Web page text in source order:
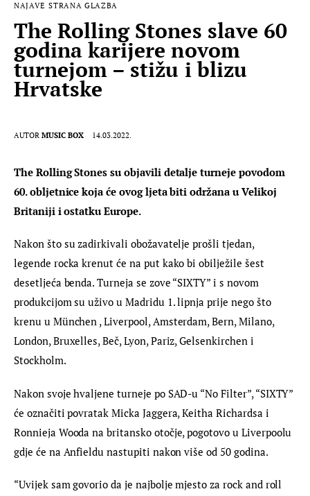
MUSIC BOX
NAJAVE STRANA GLAZBA
The Rolling Stones slave 60
godina karijere novom
turnejom – stižu i blizu
Hrvatske
AUTOR MUSIC BOX 14.03.2022.
The Rolling Stones su objavili detalje turneje povodom
60. obljetnice koja će ovog ljeta biti održana u Velikoj
Britaniji i ostatku Europe.
Nakon što su zadirkivali obožavatelje prošli tjedan,
legende rocka krenut će na put kako bi obilježile šest
desetljeća benda. Turneja se zove “SIXTY” i s novom
produkcijom su uživo u Madridu 1. lipnja prije nego što
krenu u München , Liverpool, Amsterdam, Bern, Milano,
London, Bruxelles, Beč, Lyon, Pariz, Gelsenkirchen i
Stockholm.
Nakon svoje hvaljene turneje po SAD-u “No Filter”, “SIXTY”
će označiti povratak Micka Jaggera, Keitha Richardsa i
Ronnieja Wooda na britansko otočje, pogotovo u Liverpoolu
gdje će na Anfieldu nastupiti nakon više od 50 godina.
“Uvijek sam govorio da je najbolje mjesto za rock and roll